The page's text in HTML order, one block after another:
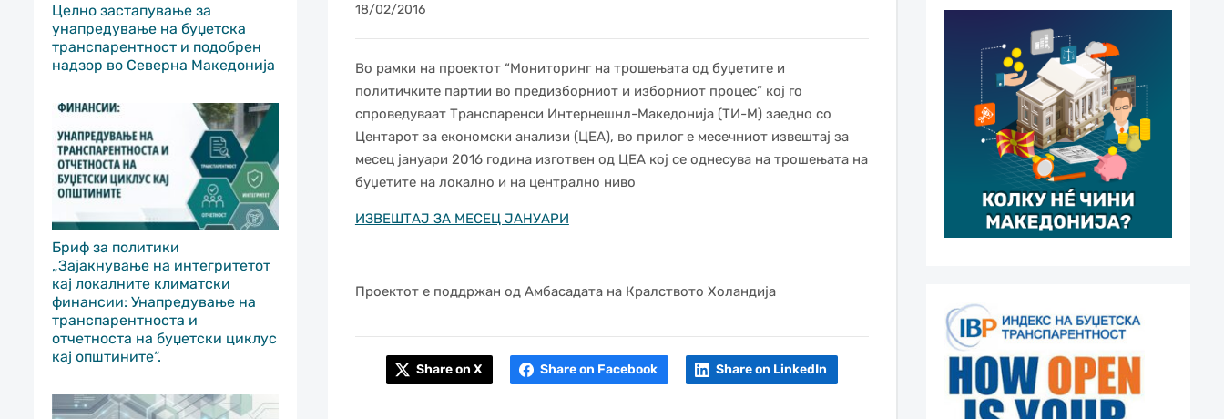
Целно застапување за
унапредување на буџетска
транспарентност и подобрен
надзор во Северна Македонија
Бриф за политики
„Зајакнување на интегритетот
кај локалните климатски
финансии: Унапредување на
транспарентноста и
отчетноста на буџетски циклус
кај општините“.
18/02/2016
Во рамки на проектот “Мониторинг на трошењата од буџетите и
политичките партии во предизборниот и изборниот процес” кој го
спроведуваат Транспаренси Интернешнл-Македонија (ТИ-М) заедно со
Центарот за економски анализи (ЦЕА), во прилог е месечниот извештај за
месец јануари 2016 година изготвен од ЦЕА кој се однесува на трошењата на
буџетите на локално и на централно ниво
ИЗВЕШТАЈ ЗА МЕСЕЦ ЈАНУАРИ
Проектот е поддржан од Амбасадата на Кралството Холандија
Share on X Share on Facebook Share on LinkedIn